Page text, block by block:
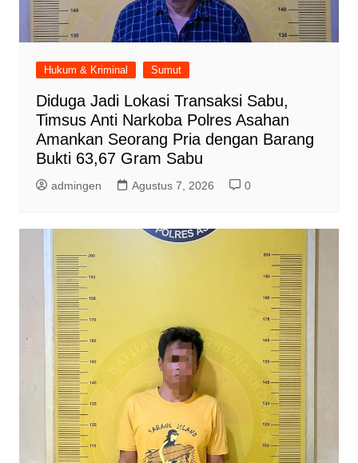
Hukum & Kriminal Sumut
Diduga Jadi Lokasi Transaksi Sabu,
Timsus Anti Narkoba Polres Asahan
Amankan Seorang Pria dengan Barang
Bukti 63,67 Gram Sabu
admingen Agustus 7, 2026 0